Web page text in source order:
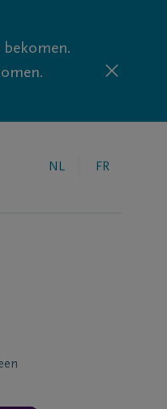
NL FR